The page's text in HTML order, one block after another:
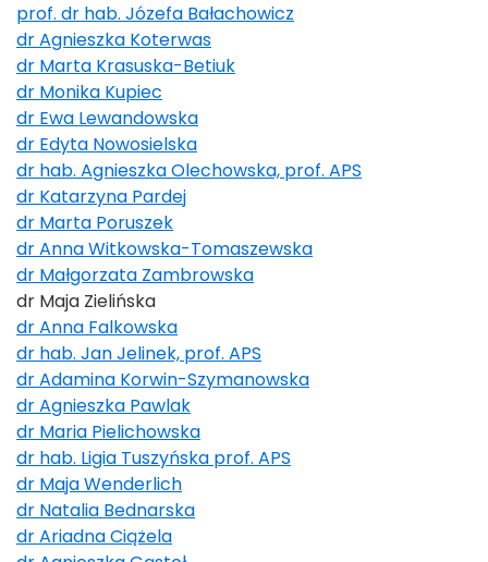
prof. dr hab. Józefa Bałachowicz
dr Agnieszka Koterwas
dr Marta Krasuska-Betiuk
dr Monika Kupiec
dr Ewa Lewandowska
dr Edyta Nowosielska
dr hab. Agnieszka Olechowska, prof. APS
dr Katarzyna Pardej
dr Marta Poruszek
dr Anna Witkowska-Tomaszewska
dr Małgorzata Zambrowska
dr Maja Zielińska
dr Anna Falkowska
dr hab. Jan Jelinek, prof. APS
dr Adamina Korwin-Szymanowska
dr Agnieszka Pawlak
dr Maria Pielichowska
dr hab. Ligia Tuszyńska prof. APS
dr Maja Wenderlich
dr Natalia Bednarska
dr Ariadna Ciążela